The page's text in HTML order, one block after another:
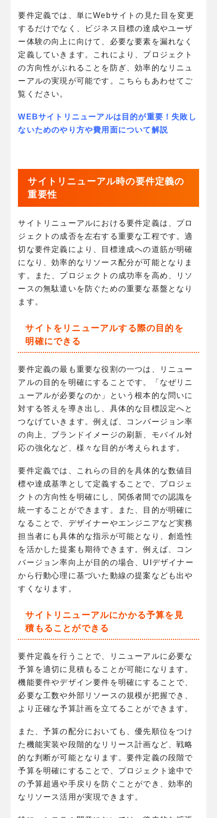
要件定義では、単にWebサイトの見た目を変更
するだけでなく、ビジネス目標の達成やユーザ
ー体験の向上に向けて、必要な要素を漏れなく
定義していきます。これにより、プロジェクト
の方向性がぶれることを防ぎ、効率的なリニュ
ーアルの実現が可能です。こちらもあわせてご
覧ください。
WEBサイトリニューアルは目的が重要！失敗し
ないためのやり方や費用面について解説
サイトリニューアル時の要件定義の
重要性
サイトリニューアルにおける要件定義は、プロ
ジェクトの成否を左右する重要な工程です。適
切な要件定義により、目標達成への道筋が明確
になり、効率的なリソース配分が可能となりま
す。また、プロジェクトの成功率を高め、リソ
ースの無駄遣いを防ぐための重要な基盤となり
ます。
サイトをリニューアルする際の目的を
明確にできる
要件定義の最も重要な役割の一つは、リニュー
アルの目的を明確にすることです。「なぜリニ
ューアルが必要なのか」という根本的な問いに
対する答えを導き出し、具体的な目標設定へと
つなげていきます。例えば、コンバージョン率
の向上、ブランドイメージの刷新、モバイル対
応の強化など、様々な目的が考えられます。
要件定義では、これらの目的を具体的な数値目
標や達成基準として定義することで、プロジェ
クトの方向性を明確にし、関係者間での認識を
統一することができます。また、目的が明確に
なることで、デザイナーやエンジニアなど実務
担当者にも具体的な指示が可能となり、創造性
を活かした提案も期待できます。例えば、コン
バージョン率向上が目的の場合、UIデザイナー
から行動心理に基づいた動線の提案なども出や
すくなります。
サイトリニューアルにかかる予算を見
積もることができる
要件定義を行うことで、リニューアルに必要な
予算を適切に見積もることが可能になります。
機能要件やデザイン要件を明確にすることで、
必要な工数や外部リソースの規模が把握でき、
より正確な予算計画を立てることができます。
また、予算の配分においても、優先順位をつけ
た機能実装や段階的なリリース計画など、戦略
的な判断が可能となります。要件定義の段階で
予算を明確にすることで、プロジェクト途中で
の予算超過や手戻りを防ぐことができ、効率的
なリソース活用が実現できます。